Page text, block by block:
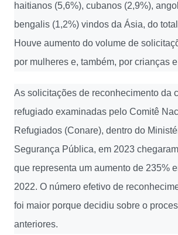
haitianos (5,6%), cubanos (2,9%),
bengalis (1,2%) vindos da Ásia, do
Houve aumento do volume de
por mulheres e, também, por crianças
As solicitações de reconhecimento da
refugiado examinadas pelo Comitê
Refugiados (Conare), dentro do
Segurança Pública, em 2023
que representa um aumento de 235%
2022. O número efetivo de
foi maior porque decidiu sobre o
anteriores.